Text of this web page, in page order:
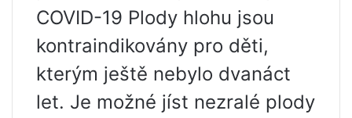
COVID-19 Plody hlohu jsou
kontraindikovány pro děti,
kterým ještě nebylo dvanáct
let. Je možné jíst nezralé plody